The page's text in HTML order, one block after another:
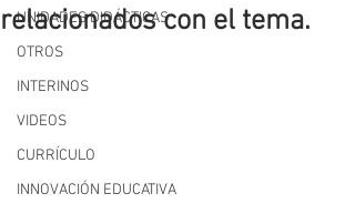
UNIDADES DIDÁCTICAS
OTROS
INTERINOS
VIDEOS
CURRÍCULO
INNOVACIÓN EDUCATIVA
relacionados con el tema.